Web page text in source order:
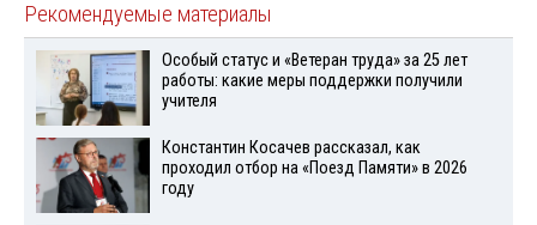
Рекомендуемые материалы
Особый статус и «Ветеран труда» за 25 лет
работы: какие меры поддержки получили
учителя
Константин Косачев рассказал, как
проходил отбор на «Поезд Памяти» в 2026
году